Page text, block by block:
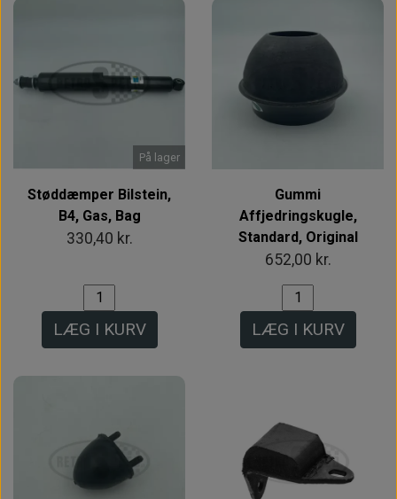
På lager
Støddæmper Bilstein,
B4, Gas, Bag
330,40 kr.
LÆG I KURV
Gummi
Affjedringskugle,
Standard, Original
652,00 kr.
LÆG I KURV